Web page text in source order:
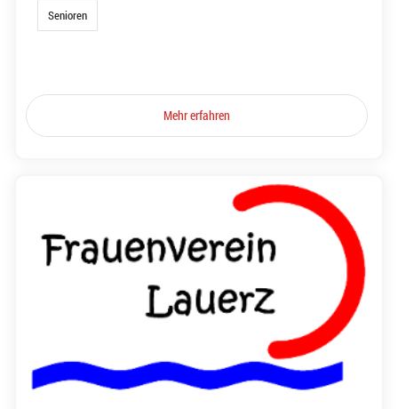
Senioren
Mehr erfahren